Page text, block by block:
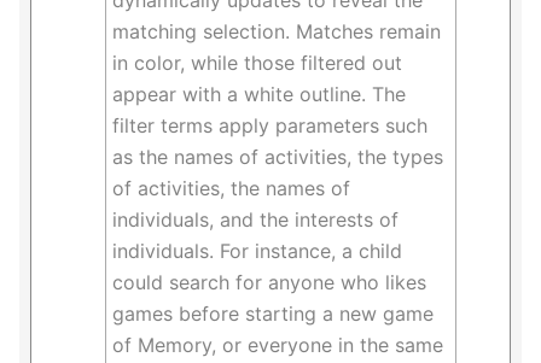
matching selection. Matches remain
in color, while those filtered out
appear with a white outline. The
filter terms apply parameters such
as the names of activities, the types
of activities, the names of
individuals, and the interests of
individuals. For instance, a child
could search for anyone who likes
games before starting a new game
of Memory, or everyone in the same